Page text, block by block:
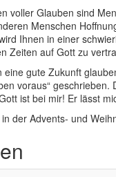
voller Glauben sind
Menschen
Ihnen in einer
Zeiten auf Gott zu
gute Zukunft
voraus“
ist bei mir! Er lässt
der Advents- und